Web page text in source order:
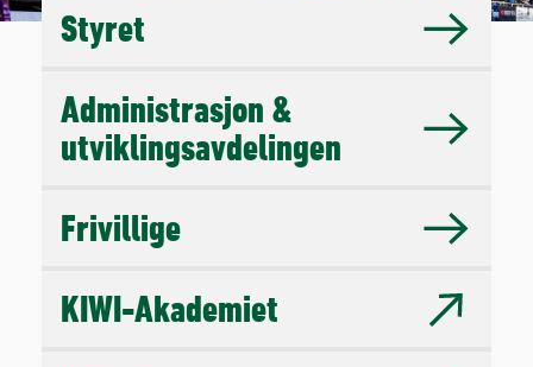
Styret
Administrasjon &
utviklingsavdelingen
Frivillige
KIWI-Akademiet